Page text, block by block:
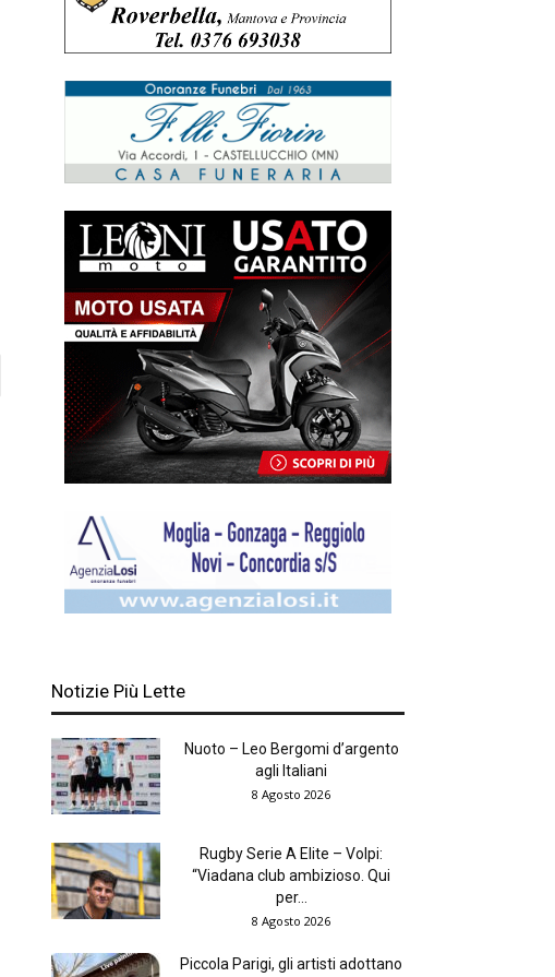
Notizie Più Lette
Nuoto – Leo Bergomi d’argento
agli Italiani
8 Agosto 2026
Rugby Serie A Elite – Volpi:
“Viadana club ambizioso. Qui
per...
8 Agosto 2026
Piccola Parigi, gli artisti adottano